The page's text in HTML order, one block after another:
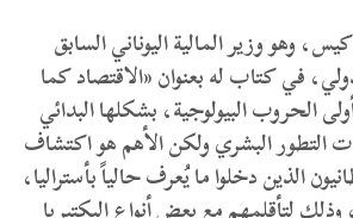
وهو وزير المالية اليوناني السابق
في كتاب له بعنوان «الاقتصاد كما
الحروب البيولوجية، بشكلها البدائي
التطور البشري ولكن الأهم هو اكتشاف
الذين دخلوا ما يُعرف حالياً بأستراليا،